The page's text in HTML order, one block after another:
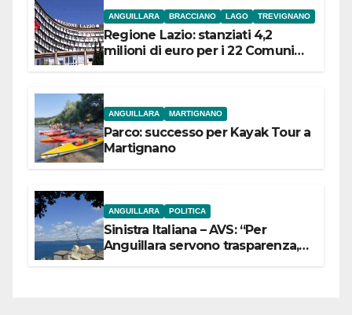
ANGUILLARA BRACCIANO LAGO TREVIGNANO
Regione Lazio: stanziati 4,2
milioni di euro per i 22 Comuni
ANGUILLARA MARTIGNANO
Parco: successo per Kayak Tour a
Martignano
ANGUILLARA POLITICA
Sinistra Italiana – AVS: “Per
Anguillara servono trasparenza,